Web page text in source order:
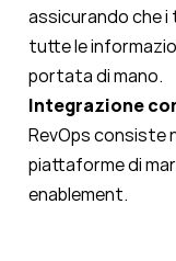
assicurando che
tutte le
portata di mano.
Integrazione
RevOps consiste
piattaforme di
enablement.